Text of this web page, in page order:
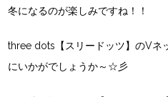
冬になるのが楽しみですね！！
three dots【スリードッツ】のVネ
にいかがでしょうか～☆彡